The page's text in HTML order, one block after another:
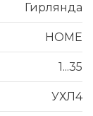
Гирлянда
HOME
1...35
УХЛ4